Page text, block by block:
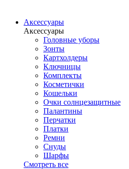
Аксессуары
Аксессуары
Головные уборы
Зонты
Картхолдеры
Ключницы
Комплекты
Косметички
Кошельки
Очки солнцезащитные
Палантины
Перчатки
Платки
Ремни
Снуды
Шарфы
Смотреть все